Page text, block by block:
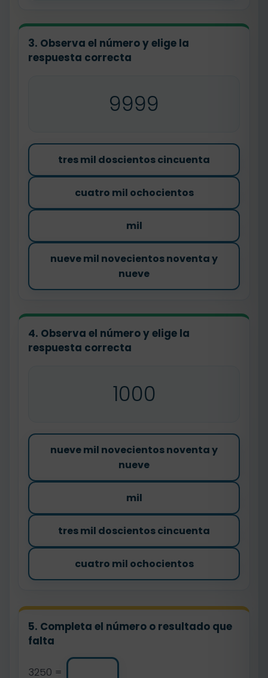
3. Observa el número y elige la
respuesta correcta
9999
tres mil doscientos cincuenta
cuatro mil ochocientos
mil
nueve mil novecientos noventa y
nueve
4. Observa el número y elige la
respuesta correcta
1000
nueve mil novecientos noventa y
nueve
mil
tres mil doscientos cincuenta
cuatro mil ochocientos
5. Completa el número o resultado que
falta
3250 =